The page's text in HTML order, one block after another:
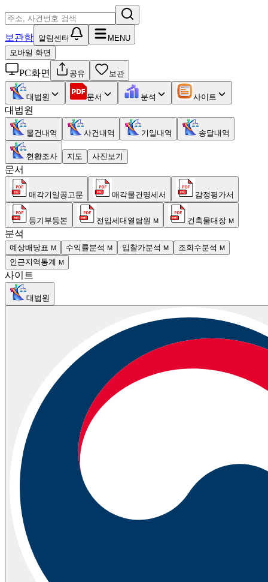
보관함 알림센터
MENU
모바일 화면
PC화면 공유 보관
대법원 문서 분석 사이트
대법원
물건내역 사건내역 기일내역 송달내역
현황조사 지도 사진보기
문서
매각기일공고문 매각물건명세서 감정평가서
등기부등본 전입세대열람원 M 건축물대장 M
분석
예상배당표 M 수익률분석 M 입찰가분석 M 조회수분석 M
인근지역통계 M
사이트
대법원